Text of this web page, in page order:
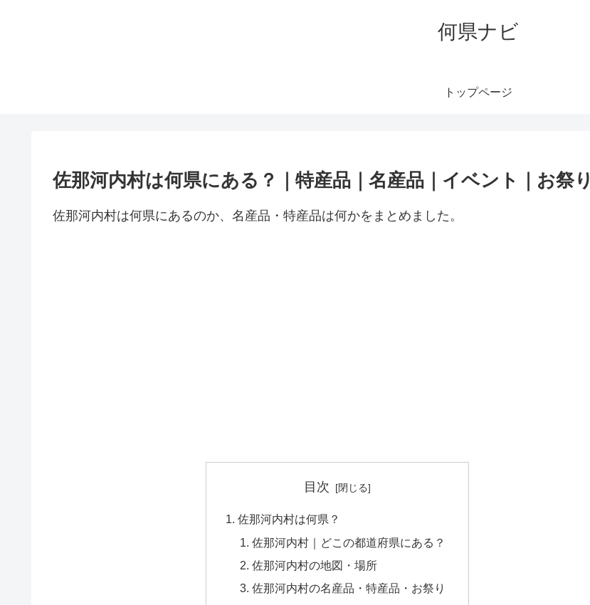
何県ナビ
トップページ
佐那河内村は何県にある？｜特産品｜名産品｜イベント｜お祭り
佐那河内村は何県にあるのか、名産品・特産品は何かをまとめました。
目次
佐那河内村は何県？
佐那河内村｜どこの都道府県にある？
佐那河内村の地図・場所
佐那河内村の名産品・特産品・お祭り